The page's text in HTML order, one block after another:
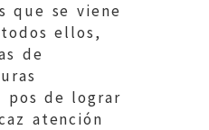
que se viene
ellos,
de
pos de lograr
atención